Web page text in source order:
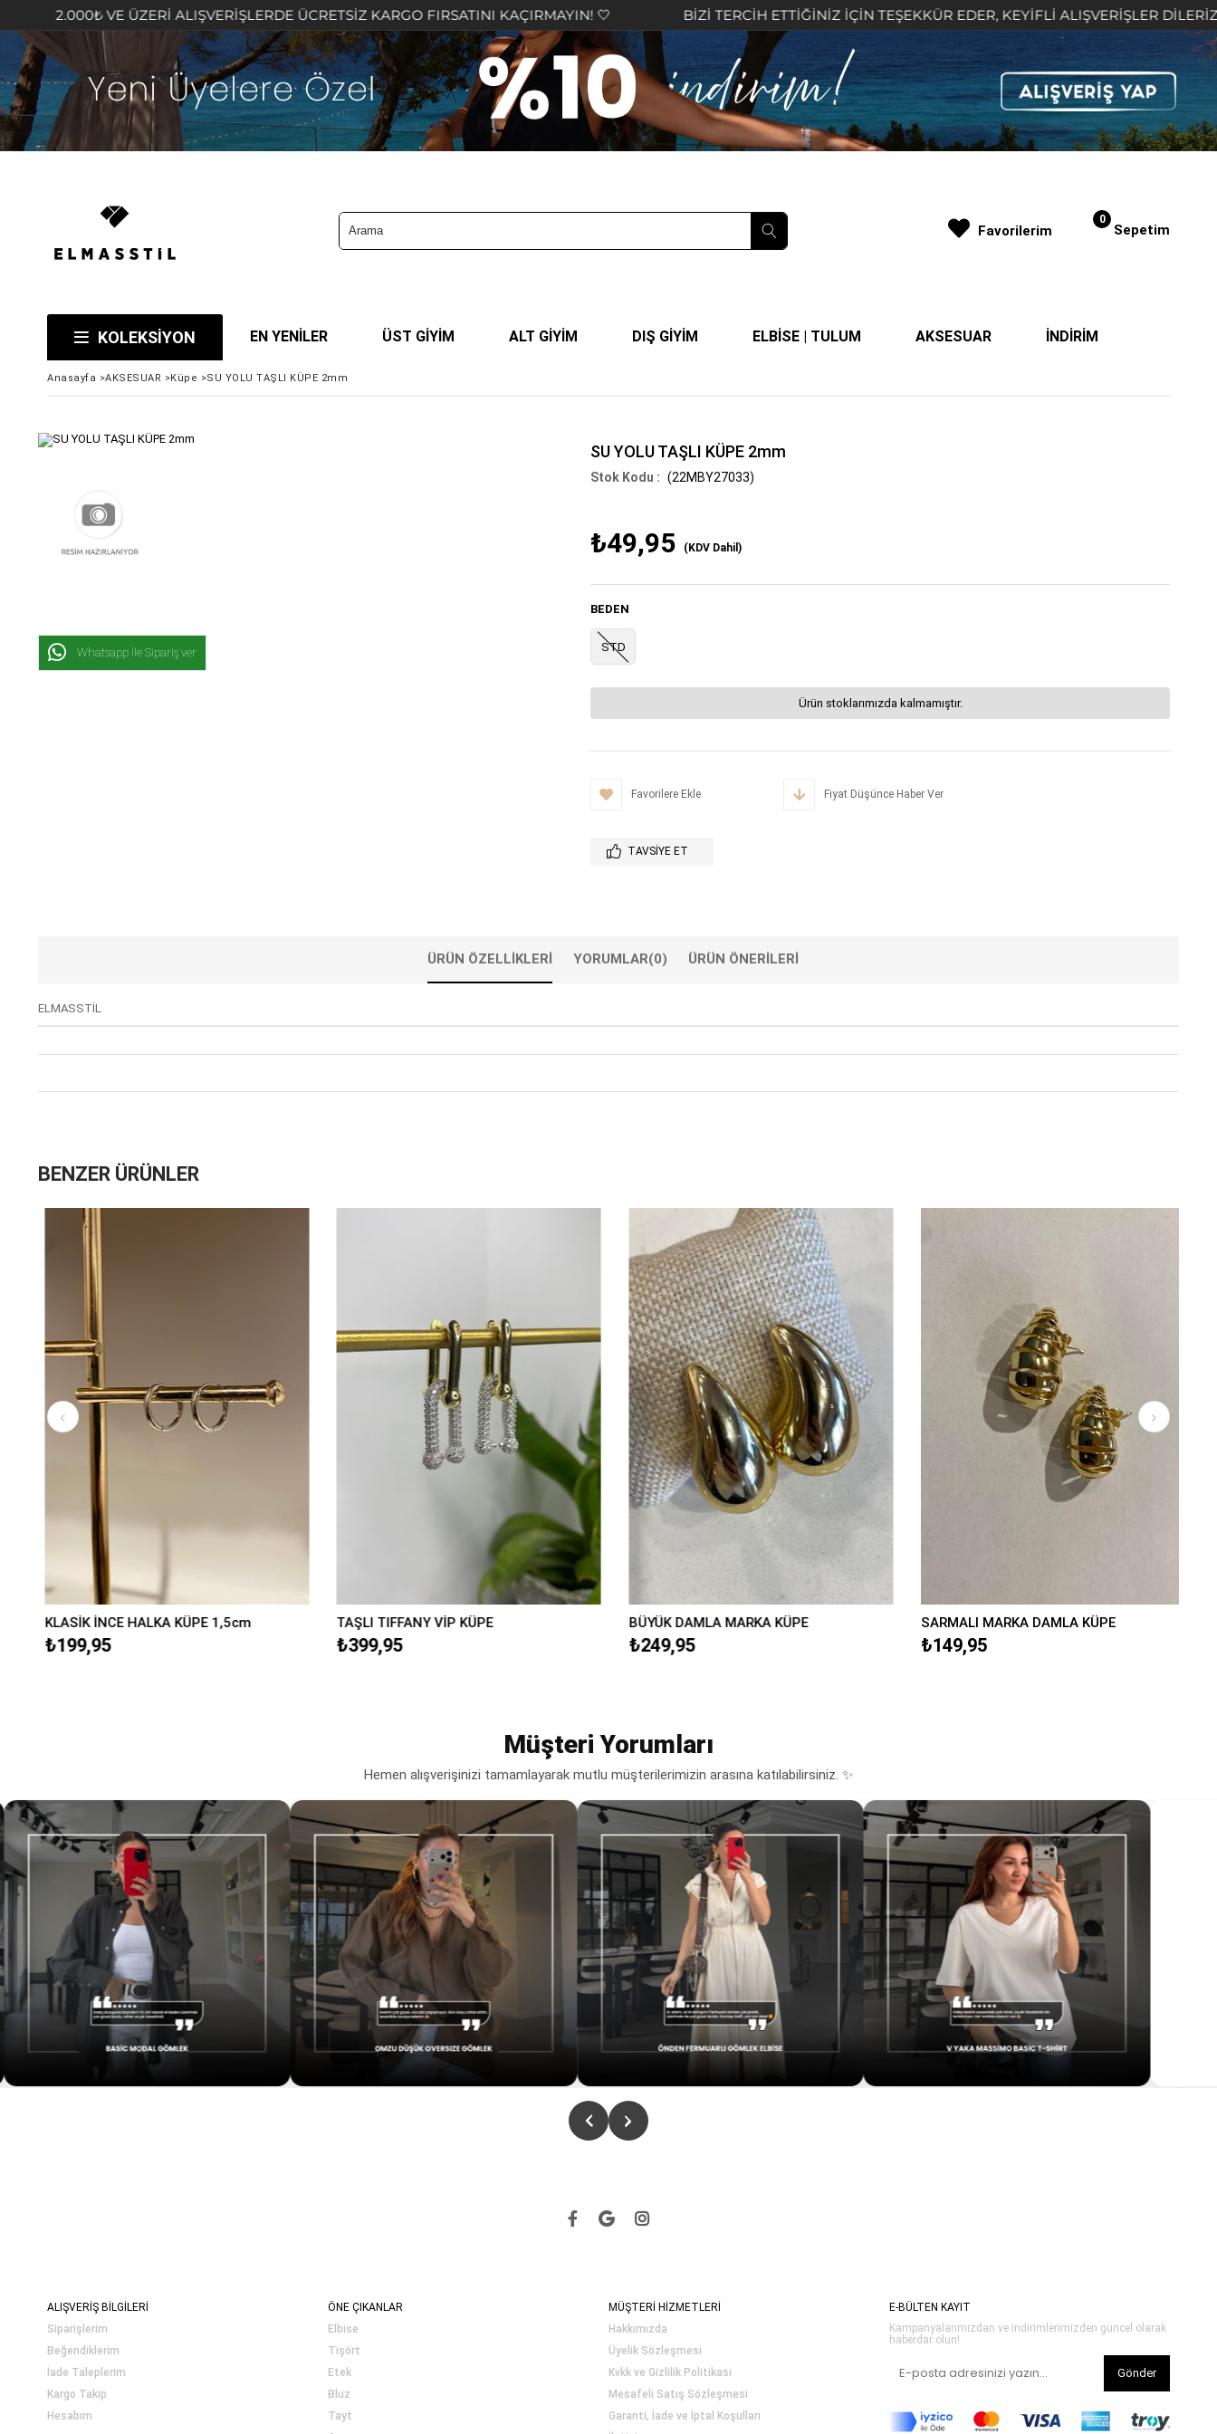
VE ÜZERİ ALIŞVERİŞLERDE ÜCRETSİZ KARGO FIRSATINI KAÇIRMAYIN! 🤍 BİZİ TERCİH ETTİĞİNİZ İÇİN TEŞEKKÜR EDER, KEYİFLİ ALIŞVERİŞLER DİLERİZ 🤍
Sepetim
0
KOLEKSİYON EN YENİLER ÜST GİYİM ALT GİYİM DIŞ GİYİM ELBİSE | TULUM AKSESUAR İNDİRİM
Favorilerim
Anasayfa >AKSESUAR >Küpe >SU YOLU TAŞLI KÜPE 2mm
Whatsapp İle Sipariş ver
SU YOLU TAŞLI KÜPE 2mm
(22MBY27033)
₺49,95 (KDV Dahil)
BEDEN
STD
Ürün stoklarımızda kalmamıştır.
Favorilere Ekle Fiyat Düşünce Haber Ver
TAVSIYE ET
ÜRÜN ÖZELLIKLERI YORUMLAR(0) ÜRÜN ÖNERILERI
ELMASSTİL
BENZER ÜRÜNLER
KLASİK İNCE HALKA KÜPE 1,5cm
₺199,95
TAŞLI TIFFANY VİP KÜPE
₺399,95
BÜYÜK DAMLA MARKA KÜPE
₺249,95
SARMALI MARKA DAMLA KÜPE
₺149,95
Müşteri Yorumları
Hemen alışverişinizi tamamlayarak mutlu müşterilerimizin arasına katılabilirsiniz. ✨
ALIŞVERİŞ BİLGİLERİ
Siparişlerim
Beğendiklerim
İade Taleplerim
Kargo Takip
Hesabım
ÖNE ÇIKANLAR
Elbise
Tişört
Etek
Bluz
Tayt
MÜŞTERİ HİZMETLERİ
Hakkımızda
Üyelik Sözleşmesi
Kvkk ve Gizlilik Politikası
Mesafeli Satış Sözleşmesi
Garanti, İade ve İptal Koşulları
E-BÜLTEN KAYIT
Kampanyalarımızdan ve indirimlerimizden güncel olarak
haberdar olun!
Gönder